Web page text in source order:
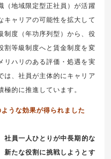
（地域限定型正社員）が活躍
キャリアの可能性を拡大して
制度（年功序列型）から、役
割等級制度へと賃金制度を変
リハリのある評価・処遇を実
は、社員が主体的にキャリア
的に推進しています。
うな効果が得られました
社員一人ひとりが中長期的な
新たな役割に挑戦しようとす